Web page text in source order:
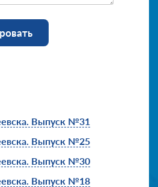
Выпуск №31
Выпуск №25
Выпуск №30
Выпуск №18